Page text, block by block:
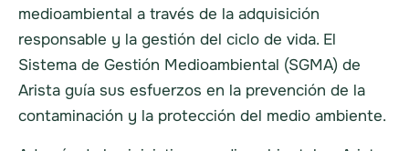
medioambiental a través de la adquisición
responsable y la gestión del ciclo de vida. El
Sistema de Gestión Medioambiental (SGMA) de
Arista guía sus esfuerzos en la prevención de la
contaminación y la protección del medio ambiente.